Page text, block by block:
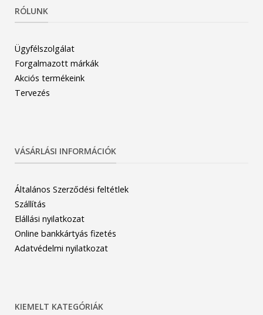
RÓLUNK
Ügyfélszolgálat
Forgalmazott márkák
Akciós termékeink
Tervezés
VÁSÁRLÁSI INFORMÁCIÓK
Általános Szerződési feltétlek
Szállítás
Elállási nyilatkozat
Online bankkártyás fizetés
Adatvédelmi nyilatkozat
KIEMELT KATEGÓRIÁK